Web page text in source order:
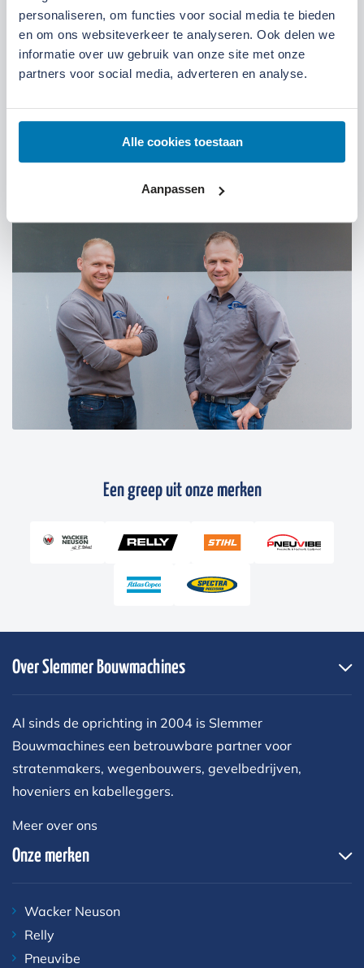
personaliseren, om functies voor social media te bieden
en om ons websiteverkeer te analyseren. Ook delen we
informatie over uw gebruik van onze site met onze
partners voor social media, adverteren en analyse.
Alle cookies toestaan
Aanpassen
Locatie Ede Locatie Ruinerwold
We zijn gevestigd aan de Broeksteeg 1 in Ede.
Maandag t/m zaterdag open. Bereikbaar via0318-
07:00 tot 17:30 uur Maandag t/m vrijdag
Een greep uit onze merken
Over Slemmer Bouwmachines
Al sinds de oprichting in 2004 is Slemmer
Bouwmachines een betrouwbare partner voor
stratenmakers, wegenbouwers, gevelbedrijven,
hoveniers en kabelleggers.
Meer over ons
Onze merken
Wacker Neuson
Relly
Pneuvibe